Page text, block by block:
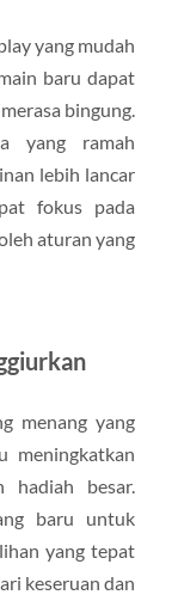
yang mudah
baru dapat
bingung.
yang ramah
lebih lancar
fokus pada
aturan yang
menang yang
meningkatkan
hadiah besar.
baru untuk
yang tepat
keseruan dan